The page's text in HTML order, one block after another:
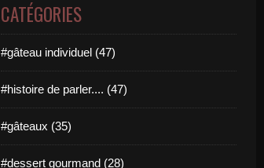
CATÉGORIES
#gâteau individuel (47)
#histoire de parler.... (47)
#gâteaux (35)
#dessert gourmand (28)